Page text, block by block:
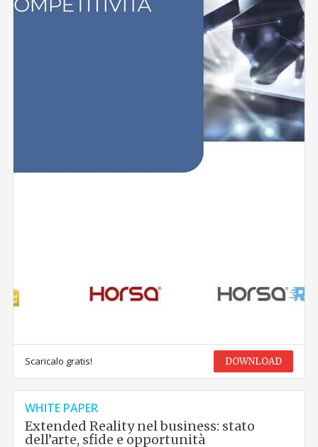
Scaricalo gratis! DOWNLOAD
WHITE PAPER
Extended Reality nel business: stato
dell’arte, sfide e opportunità